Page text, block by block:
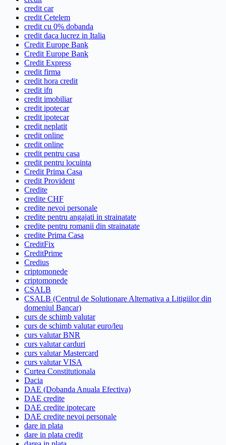
credit car
credit Cetelem
credit cu 0% dobanda
credit daca lucrez in Italia
Credit Europe Bank
Credit Europe Bank
Credit Express
credit firma
credit hora credit
credit ifn
credit imobiliar
credit ipotecar
credit ipotecar
credit neplatit
credit online
credit online
credit pentru casa
credit pentru locuinta
Credit Prima Casa
credit Provident
Credite
credite CHF
credite nevoi personale
credite pentru angajati in strainatate
credite pentru romanii din strainatate
credite Prima Casa
CreditFix
CreditPrime
Credius
criptomonede
criptomonede
CSALB
CSALB (Centrul de Solutionare Alternativa a Litigiilor din
domeniul Bancar)
curs de schimb valutar
curs de schimb valutar euro/leu
curs valutar BNR
curs valutar carduri
curs valutar Mastercard
curs valutar VISA
Curtea Constitutionala
Dacia
DAE (Dobanda Anuala Efectiva)
DAE credite
DAE credite ipotecare
DAE credite nevoi personale
dare in plata
dare in plata credit